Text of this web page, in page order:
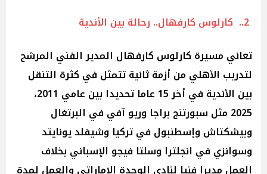
2.. كارلوس كارفهال.. رحالة بين الأندية
تعاني مسيرة كارلوس كارفهال المدير الفني المرشح
لتدريب الأهلي من أزمة ثانية تتمثل في كثرة التنقل
بين الأندية في أخر 15 عاما تحديدا بين عامي 2011،
2025 مثل سبورتنج براجا وريو آفي في البرتغال
وبيشكتاش وإسطنبول في تركيا وشيفلد يونايتد
وسوانزي في انجلترا وسلتا فيجو الإسباني بخلاف
العمل مديرا فنيا لنادي الوحدة الإماراتي والعمل لمدة